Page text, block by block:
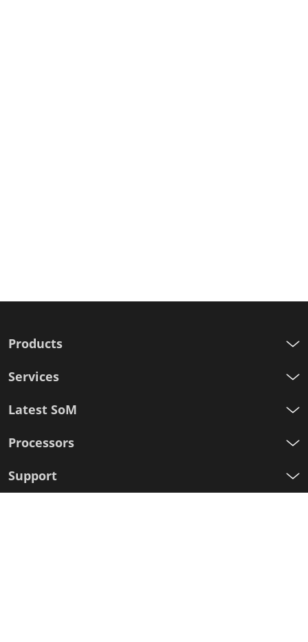
Products
Services
Latest SoM
Processors
Support